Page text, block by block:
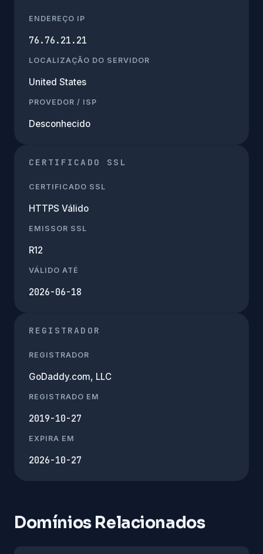
ENDEREÇO IP
76.76.21.21
LOCALIZAÇÃO DO SERVIDOR
United States
PROVEDOR / ISP
Desconhecido
CERTIFICADO SSL
CERTIFICADO SSL
HTTPS Válido
EMISSOR SSL
R12
VÁLIDO ATÉ
2026-06-18
REGISTRADOR
REGISTRADOR
GoDaddy.com, LLC
REGISTRADO EM
2019-10-27
EXPIRA EM
2026-10-27
Domínios Relacionados